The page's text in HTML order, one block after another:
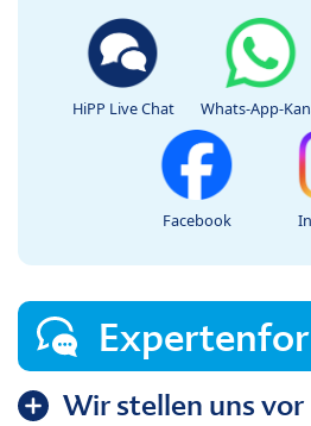
HiPP Live Chat Whats-App-
Facebook
Wir stellen uns vor